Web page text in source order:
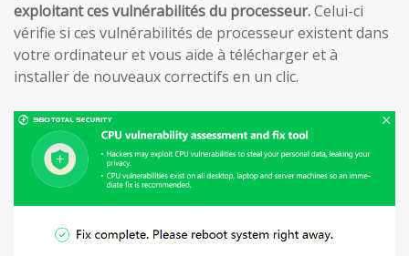
exploitant ces vulnérabilités du processeur.Celui-ci
vérifie si ces vulnérabilités de processeur existent dans
votre ordinateur et vous aide à télécharger et à
installer de nouveaux correctifs en un clic.